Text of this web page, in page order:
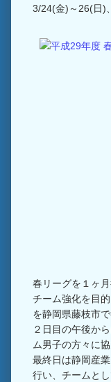
3/24(金)～26(日)
春リーグを１ヶ
チーム強化を目
を静岡県藤枝市で
２日目の午後か
ム男子の方々に
最終日は静岡産
行い、チームと